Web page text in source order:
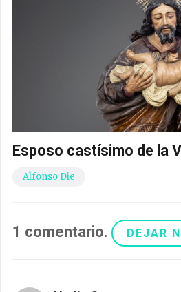
Esposo castísimo de la
Alfonso Die
1 comentario. DEJAR